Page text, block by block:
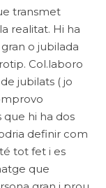
transmet
realitat. Hi ha
o jubilada
Col.laboro
jubilats ( jo
que hi ha dos
definir com
tot fet i es
que